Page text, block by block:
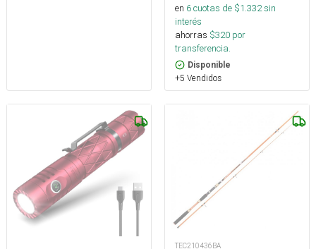
en 6cuotas de $1.332sin
interés
ahorras $320 por
transferencia.
Disponible
+5 Vendidos
TEC210436BA